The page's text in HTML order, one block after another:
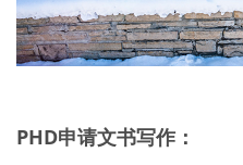
PHD申请文书写作：